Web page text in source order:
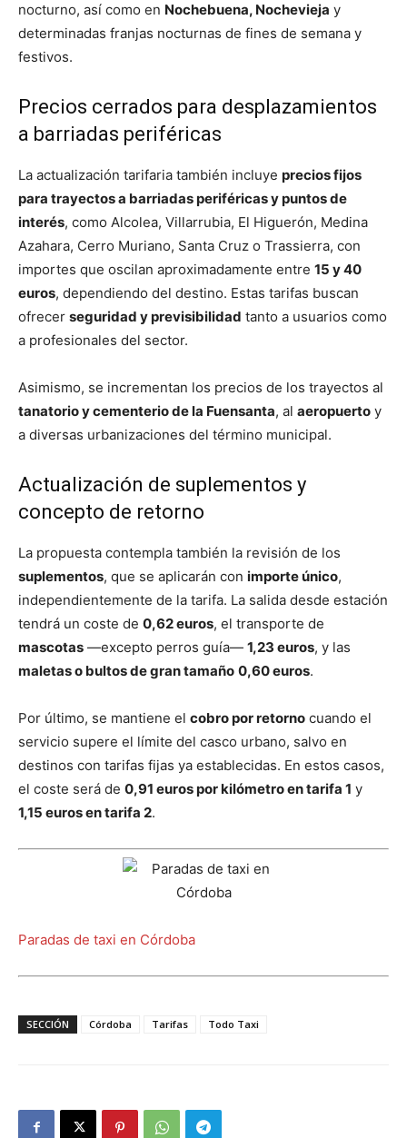
nocturno, así como en Nochebuena, Nochevieja y
determinadas franjas nocturnas de fines de semana y
festivos.
Precios cerrados para desplazamientos
a barriadas periféricas
La actualización tarifaria también incluye precios fijos
para trayectos a barriadas periféricas y puntos de
interés, como Alcolea, Villarrubia, El Higuerón, Medina
Azahara, Cerro Muriano, Santa Cruz o Trassierra, con
importes que oscilan aproximadamente entre 15 y 40
euros, dependiendo del destino. Estas tarifas buscan
ofrecer seguridad y previsibilidad tanto a usuarios como
a profesionales del sector.
Asimismo, se incrementan los precios de los trayectos al
tanatorio y cementerio de la Fuensanta, al aeropuerto y
a diversas urbanizaciones del término municipal.
Actualización de suplementos y
concepto de retorno
La propuesta contempla también la revisión de los
suplementos, que se aplicarán con importe único,
independientemente de la tarifa. La salida desde estación
tendrá un coste de 0,62 euros, el transporte de
mascotas —excepto perros guía— 1,23 euros, y las
maletas o bultos de gran tamaño 0,60 euros.
Por último, se mantiene el cobro por retorno cuando el
servicio supere el límite del casco urbano, salvo en
destinos con tarifas fijas ya establecidas. En estos casos,
el coste será de 0,91 euros por kilómetro en tarifa 1 y
1,15 euros en tarifa 2.
Paradas de taxi en Córdoba
SECCIÓN Córdoba Tarifas Todo Taxi